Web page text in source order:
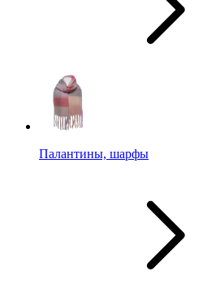
Палантины, шарфы